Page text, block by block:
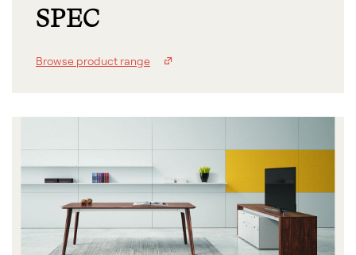
SPEC
Browse product range